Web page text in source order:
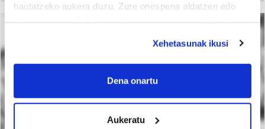
hautatzeko aukera duzu. Zure onespena aldatzen edo
If you allow, we would also like to:
Collect information about your geographical
meters
Identify your device by actively scanning it for
Xehetasunak ikusi
Dena onartu
Aukeratu